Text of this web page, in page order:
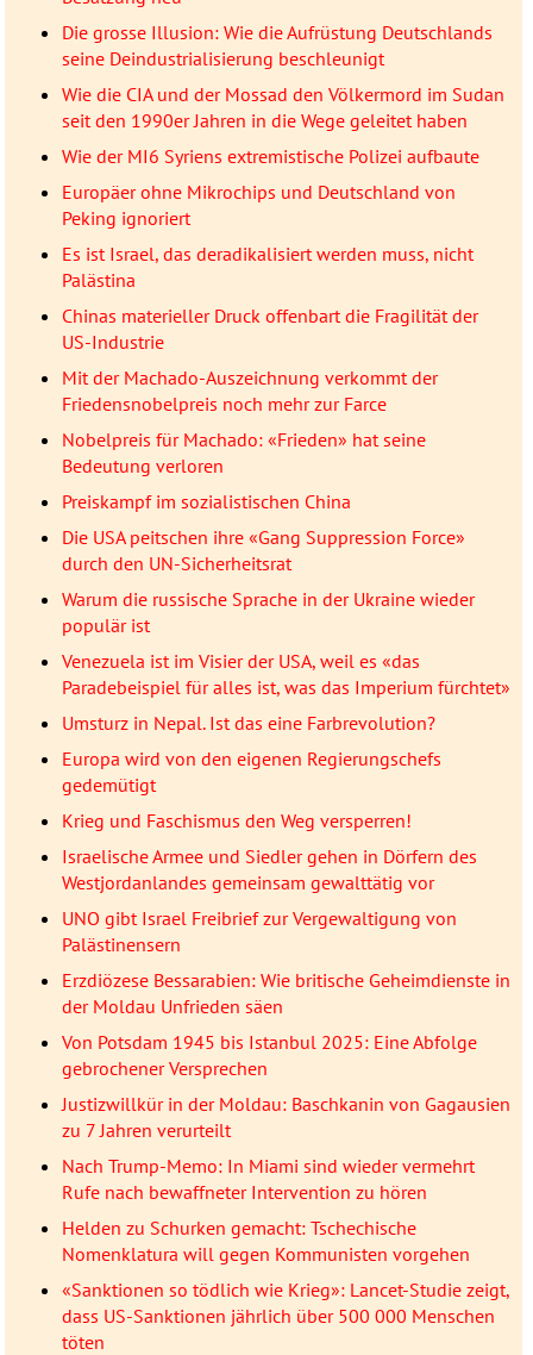
Die grosse Illusion: Wie die Aufrüstung Deutschlands
seine Deindustrialisierung beschleunigt
Wie die CIA und der Mossad den Völkermord im Sudan
seit den 1990er Jahren in die Wege geleitet haben
Wie der MI6 Syriens extremistische Polizei aufbaute
Europäer ohne Mikrochips und Deutschland von
Peking ignoriert
Es ist Israel, das deradikalisiert werden muss, nicht
Palästina
Chinas materieller Druck offenbart die Fragilität der
US-Industrie
Mit der Machado-Auszeichnung verkommt der
Friedensnobelpreis noch mehr zur Farce
Nobelpreis für Machado: «Frieden» hat seine
Bedeutung verloren
Preiskampf im sozialistischen China
Die USA peitschen ihre «Gang Suppression Force»
durch den UN-Sicherheitsrat
Warum die russische Sprache in der Ukraine wieder
populär ist
Venezuela ist im Visier der USA, weil es «das
Paradebeispiel für alles ist, was das Imperium fürchtet»
Umsturz in Nepal. Ist das eine Farbrevolution?
Europa wird von den eigenen Regierungschefs
gedemütigt
Krieg und Faschismus den Weg versperren!
Israelische Armee und Siedler gehen in Dörfern des
Westjordanlandes gemeinsam gewalttätig vor
UNO gibt Israel Freibrief zur Vergewaltigung von
Palästinensern
Erzdiözese Bessarabien: Wie britische Geheimdienste in
der Moldau Unfrieden säen
Von Potsdam 1945 bis Istanbul 2025: Eine Abfolge
gebrochener Versprechen
Justizwillkür in der Moldau: Baschkanin von Gagausien
zu 7 Jahren verurteilt
Nach Trump-Memo: In Miami sind wieder vermehrt
Rufe nach bewaffneter Intervention zu hören
Helden zu Schurken gemacht: Tschechische
Nomenklatura will gegen Kommunisten vorgehen
«Sanktionen so tödlich wie Krieg»: Lancet-Studie zeigt,
dass US-Sanktionen jährlich über 500 000 Menschen
töten